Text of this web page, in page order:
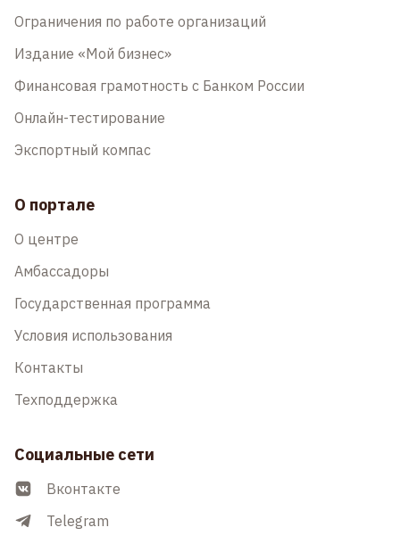
Ограничения по работе организаций
Издание «Мой бизнес»
Финансовая грамотность с Банком России
Онлайн-тестирование
Экспортный компас
О портале
О центре
Амбассадоры
Государственная программа
Условия использования
Контакты
Техподдержка
Социальные сети
Вконтакте
Telegram